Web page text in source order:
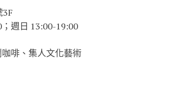
週日 13:00-19:00
啡、集人文化藝術